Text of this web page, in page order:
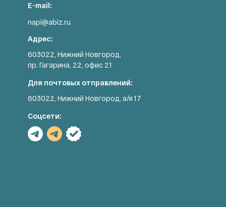
E-mail:
napi@abiz.ru
Адрес:
603022, Нижний Новгород,
пр. Гагарина, 22, офис 21
Для почтовых отправлений:
603022, Нижний Новгород, а/я 17
Соцсети: